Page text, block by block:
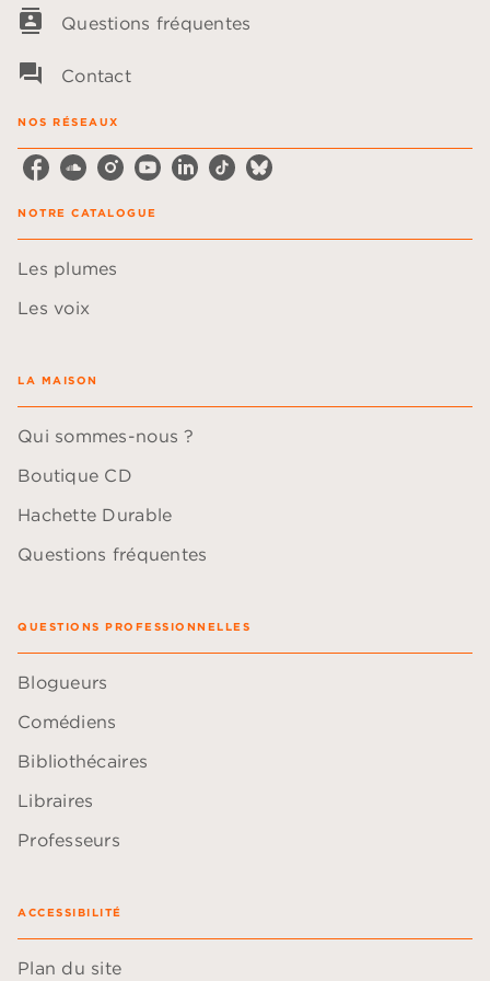
contacts Questions fréquentes
question_answer Contact
NOS RÉSEAUX
NOTRE CATALOGUE
Les plumes
Les voix
LA MAISON
Qui sommes-nous ?
Boutique CD
Hachette Durable
Questions fréquentes
QUESTIONS PROFESSIONNELLES
Blogueurs
Comédiens
Bibliothécaires
Libraires
Professeurs
ACCESSIBILITÉ
Plan du site